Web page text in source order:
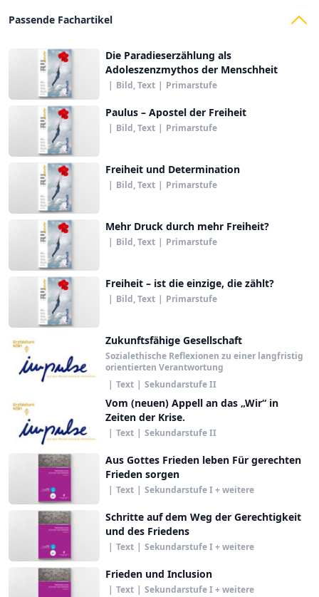
Passende Fachartikel
Die Paradieserzählung als
Adoleszenzmythos der Menschheit
| Bild, Text | Primarstufe
Paulus – Apostel der Freiheit
| Bild, Text | Primarstufe
Freiheit und Determination
| Bild, Text | Primarstufe
Mehr Druck durch mehr Freiheit?
| Bild, Text | Primarstufe
Freiheit – ist die einzige, die zählt?
| Bild, Text | Primarstufe
Zukunftsfähige Gesellschaft
Sozialethische Reflexionen zu einer langfristig
orientierten Verantwortung
| Text | Sekundarstufe II
Vom (neuen) Appell an das „Wir“ in
Zeiten der Krise.
| Text | Sekundarstufe II
Aus Gottes Frieden leben Für gerechten
Frieden sorgen
| Text | Sekundarstufe I + weitere
Schritte auf dem Weg der Gerechtigkeit
und des Friedens
| Text | Sekundarstufe I + weitere
Frieden und Inclusion
| Text | Sekundarstufe I + weitere